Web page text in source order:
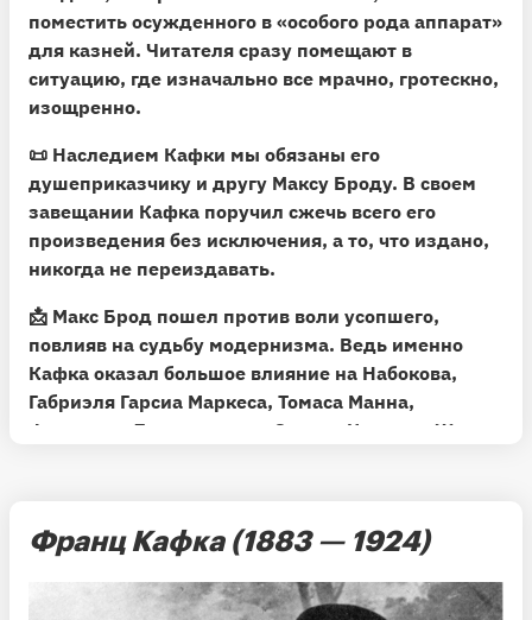
поместить осужденного в «особого рода аппарат»
для казней. Читателя сразу помещают в
ситуацию, где изначально все мрачно, гротескно,
изощренно.
📜 Наследием Кафки мы обязаны его
душеприказчику и другу Максу Броду. В своем
завещании Кафка поручил сжечь всего его
произведения без исключения, а то, что издано,
никогда не переиздавать.
📩 Макс Брод пошел против воли усопшего,
повлияв на судьбу модернизма. Ведь именно
Кафка оказал большое влияние на Набокова,
Габриэля Гарсиа Маркеса, Томаса Манна,
Фридриха Дюрренматта, Элиаса Канетти, Жана-
Франц Кафка (1883 — 1924)